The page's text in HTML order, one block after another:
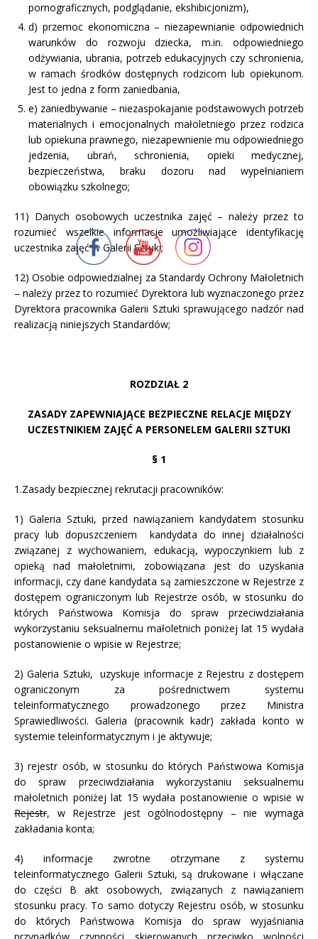
pornograficznych, podglądanie, ekshibicjonizm),
d) przemoc ekonomiczna – niezapewnianie odpowiednich
warunków do rozwoju dziecka, m.in. odpowiedniego
odżywiania, ubrania, potrzeb edukacyjnych czy schronienia,
w ramach środków dostępnych rodzicom lub opiekunom.
Jest to jedna z form zaniedbania,
e) zaniedbywanie – niezaspokajanie podstawowych potrzeb
materialnych i emocjonalnych małoletniego przez rodzica
lub opiekuna prawnego, niezapewnienie mu odpowiedniego
jedzenia, ubrań, schronienia, opieki medycznej,
bezpieczeństwa, braku dozoru nad wypełnianiem
obowiązku szkolnego;
11) Danych osobowych uczestnika zajęć – należy przez to
rozumieć wszelkie informacje umożliwiające identyfikację
uczestnika zajęć w Galerii Sztuki;
12) Osobie odpowiedzialnej za Standardy Ochrony Małoletnich
– należy przez to rozumieć Dyrektora lub wyznaczonego przez
Dyrektora pracownika Galerii Sztuki sprawującego nadzór nad
realizacją niniejszych Standardów;
ROZDZIAŁ 2
ZASADY ZAPEWNIAJĄCE BEZPIECZNE RELACJE MIĘDZY
UCZESTNIKIEM ZAJĘĆ A PERSONELEM GALERII SZTUKI
§ 1
1.Zasady bezpiecznej rekrutacji pracowników:
1) Galeria Sztuki, przed nawiązaniem kandydatem stosunku
pracy lub dopuszczeniem kandydata do innej działalności
związanej z wychowaniem, edukacją, wypoczynkiem lub z
opieką nad małoletnimi, zobowiązana jest do uzyskania
informacji, czy dane kandydata są zamieszczone w Rejestrze z
dostępem ograniczonym lub Rejestrze osób, w stosunku do
których Państwowa Komisja do spraw przeciwdziałania
wykorzystaniu seksualnemu małoletnich poniżej lat 15 wydała
postanowienie o wpisie w Rejestrze;
2) Galeria Sztuki, uzyskuje informacje z Rejestru z dostępem
ograniczonym za pośrednictwem systemu
teleinformatycznego prowadzonego przez Ministra
Sprawiedliwości. Galeria (pracownik kadr) zakłada konto w
systemie teleinformatycznym i je aktywuje;
3) rejestr osób, w stosunku do których Państwowa Komisja
do spraw przeciwdziałania wykorzystaniu seksualnemu
małoletnich poniżej lat 15 wydała postanowienie o wpisie w
Rejestr, w Rejestrze jest ogólnodostępny – nie wymaga
zakładania konta;
4) informacje zwrotne otrzymane z systemu
teleinformatycznego Galerii Sztuki, są drukowane i włączane
do części B akt osobowych, związanych z nawiązaniem
stosunku pracy. To samo dotyczy Rejestru osób, w stosunku
do których Państwowa Komisja do spraw wyjaśniania